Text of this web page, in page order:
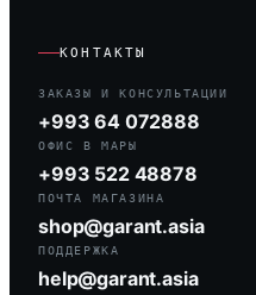
КОНТАКТЫ
ЗАКАЗЫ И КОНСУЛЬТАЦИИ
+993 64 072888
ОФИС В МАРЫ
+993 522 48878
ПОЧТА МАГАЗИНА
shop@garant.asia
ПОДДЕРЖКА
help@garant.asia